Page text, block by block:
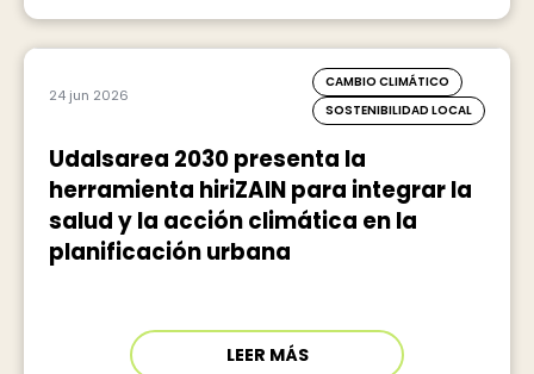
24 jun 2026
CAMBIO CLIMÁTICO
SOSTENIBILIDAD LOCAL
Udalsarea 2030 presenta la
herramienta hiriZAIN para integrar la
salud y la acción climática en la
planificación urbana
LEER MÁS